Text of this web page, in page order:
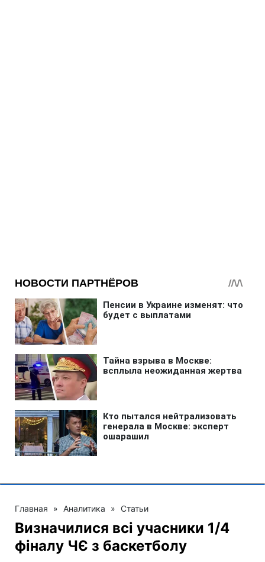
Главная » Аналитика » Статьи
Визначилися всі учасники 1/4
фіналу ЧЄ з баскетболу